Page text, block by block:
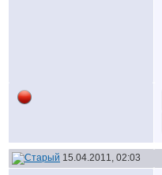
15.04.2011, 02:03